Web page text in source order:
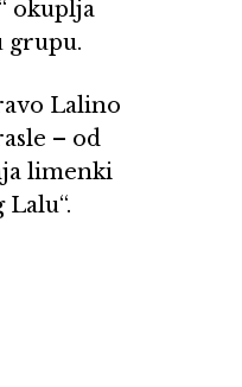
okuplja
grupu.
Lalino
– od
limenki